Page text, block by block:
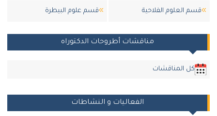
قسم العلوم الفلاحية قسم علوم البيطرة
مناقشات أطروحات الدكتوراه
كل المناقشات
الفعاليات و النشاطات